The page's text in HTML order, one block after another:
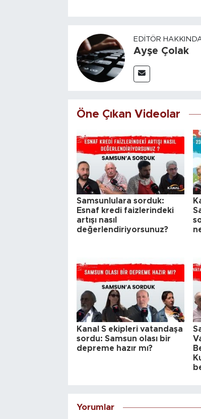
EDITÖR
Ayşe Çolak
Öne Çıkan Videolar
Samsunlulara sorduk:
Esnaf kredi faizlerindeki
artışı nasıl
değerlendiriyorsunuz?
Kanal S ekipleri vatandaşa
sordu: Samsun olası bir
depreme hazır mı?
Yorumlar